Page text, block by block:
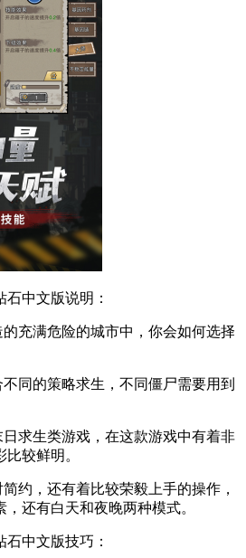
中文版说明：
充满危险的城市中，你会如何选择
同的策略求生，不同僵尸需要用到
求生类游戏，在这款游戏中有着非
较鲜明。
约，还有着比较荣毅上手的操作，
还有白天和夜晚两种模式。
中文版技巧：